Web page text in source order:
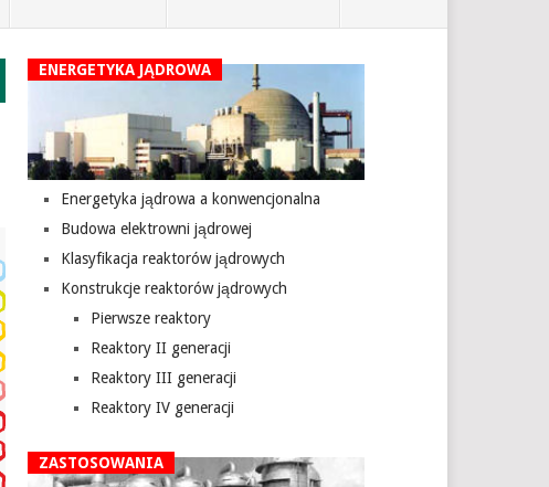
ENERGETYKA JĄDROWA
Energetyka jądrowa a konwencjonalna
Budowa elektrowni jądrowej
Klasyfikacja reaktorów jądrowych
Konstrukcje reaktorów jądrowych
Pierwsze reaktory
Reaktory II generacji
Reaktory III generacji
Reaktory IV generacji
ZASTOSOWANIA